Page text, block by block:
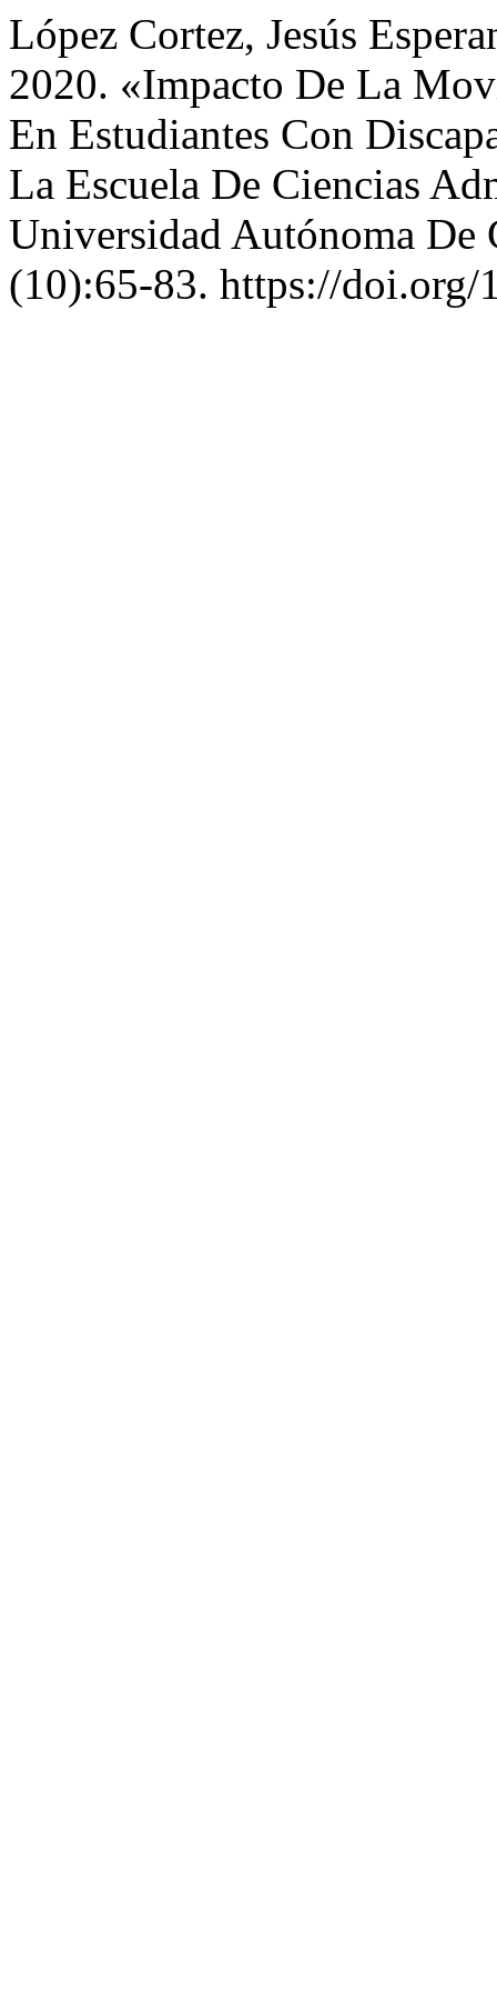
López Cortez, Jesús
2020. «Impacto De La
En Estudiantes Con
La Escuela De Ciencias
Universidad Autónoma De
(10):65-83. https://